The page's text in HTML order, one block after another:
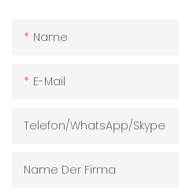
Name
E-Mail
Telefon/WhatsApp/Skype
Name Der Firma